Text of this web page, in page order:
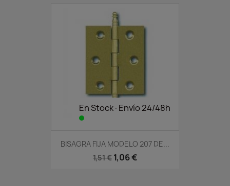
En Stock·Envío 24/48h
BISAGRA FIJA MODELO 207 DE...
1,51 € 1,06 €